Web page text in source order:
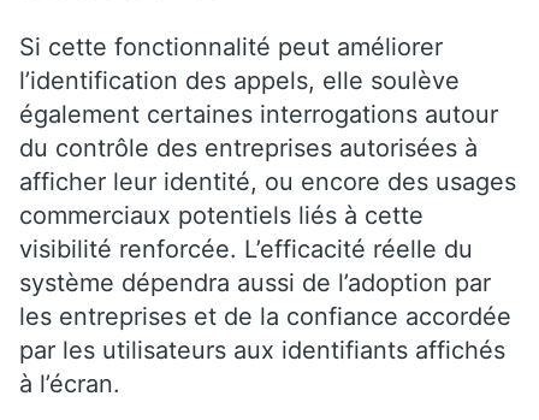
Si cette fonctionnalité peut améliorer
l’identification des appels, elle soulève
également certaines interrogations autour
du contrôle des entreprises autorisées à
afficher leur identité, ou encore des usages
commerciaux potentiels liés à cette
visibilité renforcée. L’efficacité réelle du
système dépendra aussi de l’adoption par
les entreprises et de la confiance accordée
par les utilisateurs aux identifiants affichés
à l’écran.